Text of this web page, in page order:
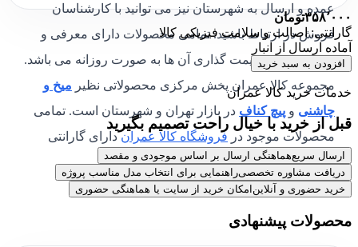
عمده و ارسال به شهرستان نیز می توانید با کارشناسان
فروش در ارتباط باشید. تمامی محصولات دارای معرفی و
بررسی بوده و قیمت گذاری آن ها به صورت روزانه می باشد.
مجموعه کالا عمران پخش مرکزی محصولاتی نظیر میخ و
چاشنی و پیچ کناف در بازار تهران و شهرستان است. تمامی
محصولات موجود در فروشگاه کالا عمراندارای گارانتی
اصالت و سلامت فیزیکی کالا می باشند.
۳۵۸٬۰۰۰تومان
گارانتی: اصالت و سلامت فیزیکی کالا
آماده ارسال از انبار
افزودن به سبد خرید
خدمات خرید کالا عمران
قبل از خرید با خیال راحت تصمیم بگیرید
ارسال سریعهماهنگی ارسال بر اساس موجودی و مقصد
دریافت مشاوره تخصصیراهنمایی برای انتخاب مدل مناسب پروژه
خرید حضوری و آنلاین امکان خرید از سایت یا هماهنگی حضوری
محصولات پیشنهادی